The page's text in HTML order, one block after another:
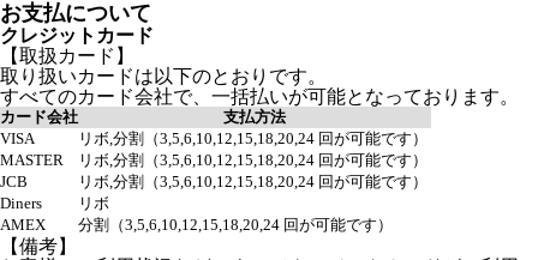
お支払について
クレジットカード
【取扱カード】
取り扱いカードは以下のとおりです。
すべてのカード会社で、一括払いが可能となっております。
カード会社
支払方法
VISA
リボ,分割（3,5,6,10,12,15,18,20,24 回が可能です）
MASTER
リボ,分割（3,5,6,10,12,15,18,20,24 回が可能です）
JCB
リボ,分割（3,5,6,10,12,15,18,20,24 回が可能です）
Diners
リボ
AMEX
分割（3,5,6,10,12,15,18,20,24 回が可能です）
【備考】